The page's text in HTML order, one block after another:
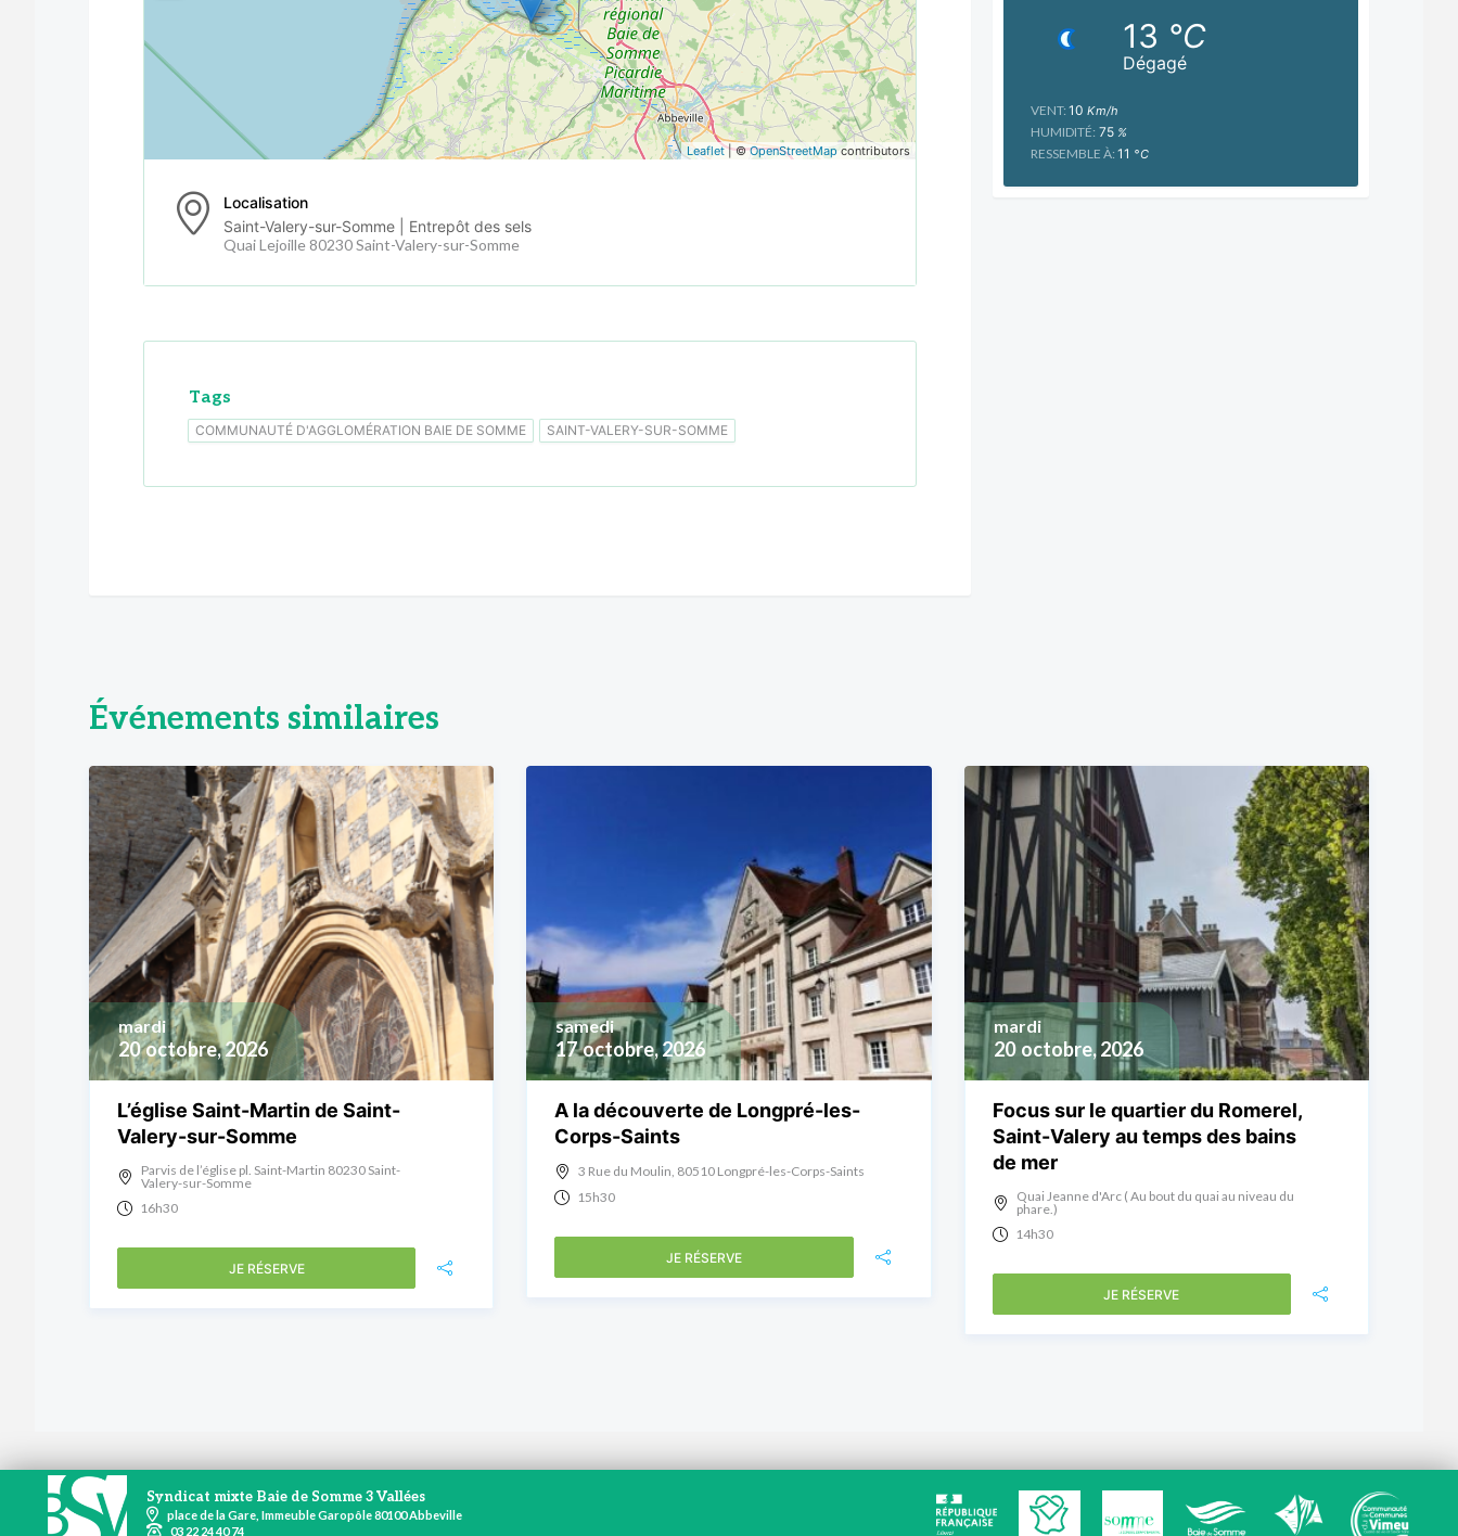
Leaflet| ©OpenStreetMapcontributors
Localisation
Saint-Valery-sur-Somme | Entrepôt des sels
Quai Lejoille 80230 Saint-Valery-sur-Somme
Tags
COMMUNAUTÉ D'AGGLOMÉRATION BAIE DE SOMME SAINT-VALERY-SUR-SOMME
Dégagé
13 °C
VENT: 10 Km/h
HUMIDITÉ: 75%
RESSEMBLE À: 11 °C
Événements similaires
20 octobre, 2026
mardi
L’église Saint-Martin de Saint-
Valery-sur-Somme
Parvis de l’église pl. Saint-Martin 80230 Saint-
Valery-sur-Somme
16h30
JE RÉSERVE
17 octobre, 2026
samedi
A la découverte de Longpré-les-
Corps-Saints
3 Rue du Moulin, 80510 Longpré-les-Corps-Saints
15h30
JE RÉSERVE
20 octobre, 2026
mardi
Focus sur le quartier du Romerel,
Saint-Valery au temps des bains
de mer
Quai Jeanne d'Arc ( Au bout du quai au niveau du
phare.)
14h30
JE RÉSERVE
Syndicat mixte Baie de Somme 3 Vallées
place de la Gare, Immeuble Garopôle 80100 Abbeville
03 22 24 40 74